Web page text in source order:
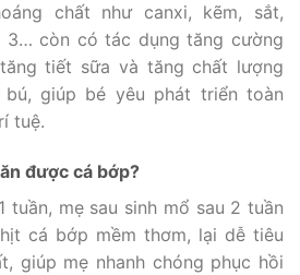
chất như canxi, kẽm, sắt,
3… còn có tác dụng tăng cường
tiết sữa và tăng chất lượng
giúp bé yêu phát triển toàn
tuệ.
được cá bớp?
tuần, mẹ sau sinh mổ sau 2 tuần
cá bớp mềm thơm, lại dễ tiêu
giúp mẹ nhanh chóng phục hồi